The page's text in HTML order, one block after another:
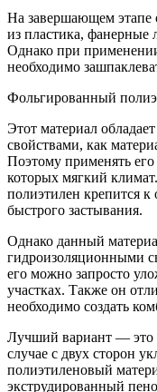
На завершающем этапе
из пластика,
Однако при
необходимо
Фольгированный
Этот материал
свойствами, как
Поэтому применять
которых мягкий
полиэтилен крепится
быстрого застывания.
Однако данный
гидроизоляционными
его можно запросто
участках. Также он
необходимо создать
Лучший вариант — это
случае с двух сторон
полиэтиленовый
экструдированный